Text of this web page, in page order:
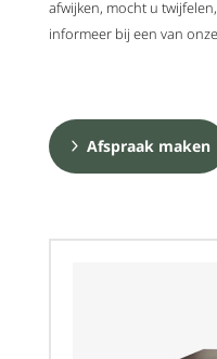
afwijken, mocht u
informeer bij een van
Afspraak maken